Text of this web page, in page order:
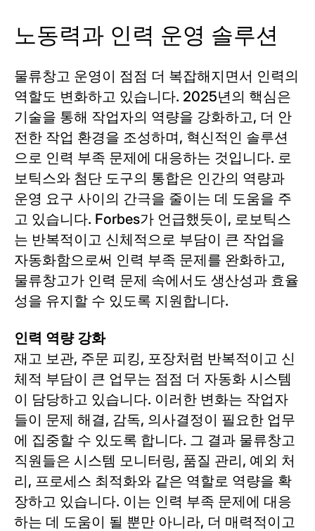
노동력과 인력 운영 솔루션
물류창고 운영이 점점 더 복잡해지면서 인력의
역할도 변화하고 있습니다. 2025년의 핵심은
기술을 통해 작업자의 역량을 강화하고, 더 안
전한 작업 환경을 조성하며, 혁신적인 솔루션
으로 인력 부족 문제에 대응하는 것입니다. 로
보틱스와 첨단 도구의 통합은 인간의 역량과
운영 요구 사이의 간극을 줄이는 데 도움을 주
고 있습니다. Forbes가 언급했듯이, 로보틱스
는 반복적이고 신체적으로 부담이 큰 작업을
자동화함으로써 인력 부족 문제를 완화하고,
물류창고가 인력 문제 속에서도 생산성과 효율
성을 유지할 수 있도록 지원합니다.
인력 역량 강화
재고 보관, 주문 피킹, 포장처럼 반복적이고 신
체적 부담이 큰 업무는 점점 더 자동화 시스템
이 담당하고 있습니다. 이러한 변화는 작업자
들이 문제 해결, 감독, 의사결정이 필요한 업무
에 집중할 수 있도록 합니다. 그 결과 물류창고
직원들은 시스템 모니터링, 품질 관리, 예외 처
리, 프로세스 최적화와 같은 역할로 역량을 확
장하고 있습니다. 이는 인력 부족 문제에 대응
하는 데 도움이 될 뿐만 아니라, 더 매력적이고